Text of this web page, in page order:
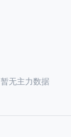
暂无主力数据